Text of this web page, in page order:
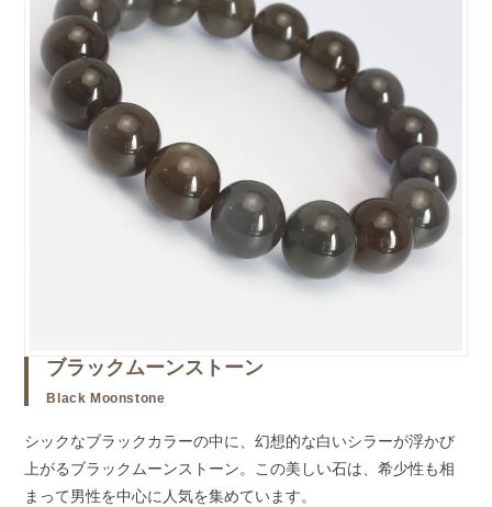
ブラックムーンストーン
Black Moonstone
シックなブラックカラーの中に、幻想的な白いシラーが浮かび
上がるブラックムーンストーン。この美しい石は、希少性も相
まって男性を中心に人気を集めています。